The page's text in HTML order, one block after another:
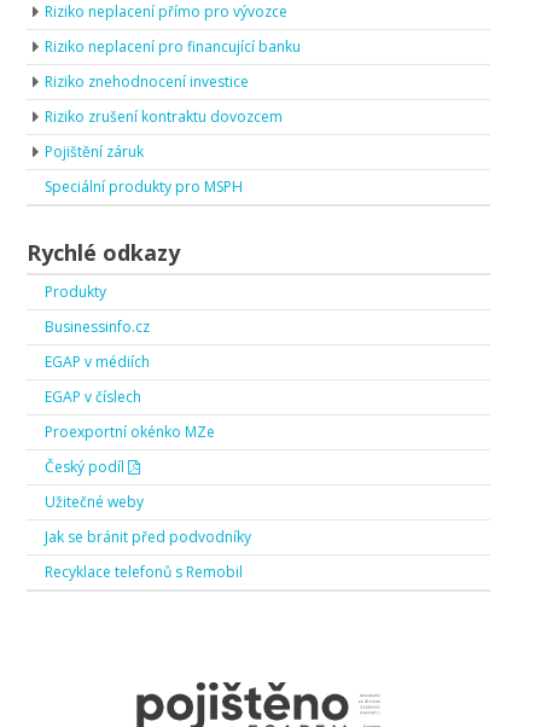
Riziko neplacení přímo pro vývozce
Riziko neplacení pro financující banku
Riziko znehodnocení investice
Riziko zrušení kontraktu dovozcem
Pojištění záruk
Speciální produkty pro MSPH
Rychlé odkazy
Produkty
Businessinfo.cz
EGAP v médiích
EGAP v číslech
Proexportní okénko MZe
Český podíl
Užitečné weby
Jak se bránit před podvodníky
Recyklace telefonů s Remobil